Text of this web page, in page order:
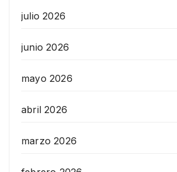
julio 2026
junio 2026
mayo 2026
abril 2026
marzo 2026